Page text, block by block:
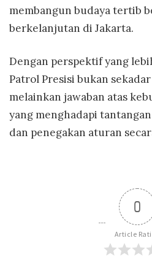
membangun budaya tertib
berkelanjutan di Jakarta.
Dengan perspektif yang
Patrol Presisi bukan
melainkan jawaban atas
yang menghadapi
dan penegakan aturan
0
Article